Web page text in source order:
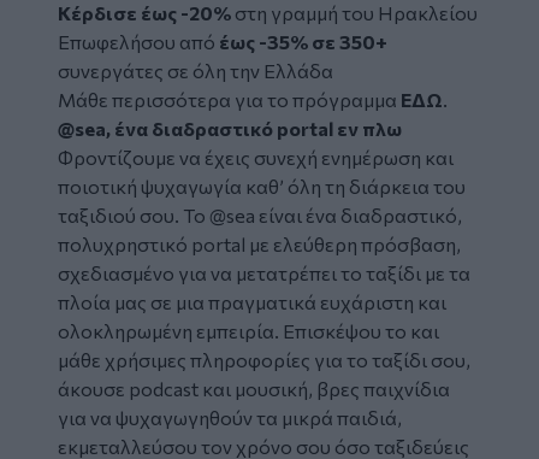
Κέρδισε έως -20% στη γραμμή του Ηρακλείου
Επωφελήσου από έως -35% σε 350+
συνεργάτες σε όλη την Ελλάδα
Μάθε περισσότερα για το πρόγραμμα ΕΔΩ.
@sea, ένα διαδραστικό portal εν πλω
Φροντίζουμε να έχεις συνεχή ενημέρωση και
ποιοτική ψυχαγωγία καθ’ όλη τη διάρκεια του
ταξιδιού σου. Το @sea είναι ένα διαδραστικό,
πολυχρηστικό portal με ελεύθερη πρόσβαση,
σχεδιασμένο για να μετατρέπει το ταξίδι με τα
πλοία μας σε μια πραγματικά ευχάριστη και
ολοκληρωμένη εμπειρία. Επισκέψου το και
μάθε χρήσιμες πληροφορίες για το ταξίδι σου,
άκουσε podcast και μουσική, βρες παιχνίδια
για να ψυχαγωγηθούν τα μικρά παιδιά,
εκμεταλλεύσου τον χρόνο σου όσο ταξιδεύεις